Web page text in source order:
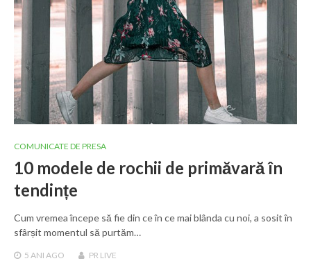
COMUNICATE DE PRESA
10 modele de rochii de primăvară în
tendințe
Cum vremea începe să fie din ce în ce mai blânda cu noi, a sosit în
sfârșit momentul să purtăm…
5 ANI AGO PR LIVE